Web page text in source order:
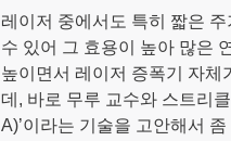
레이저 중에서도 특히 짧은
수 있어 그 효용이 높아 많은
높이면서 레이저 증폭기 자체
데, 바로 무루 교수와 스트리
A)’이라는 기술을 고안해서